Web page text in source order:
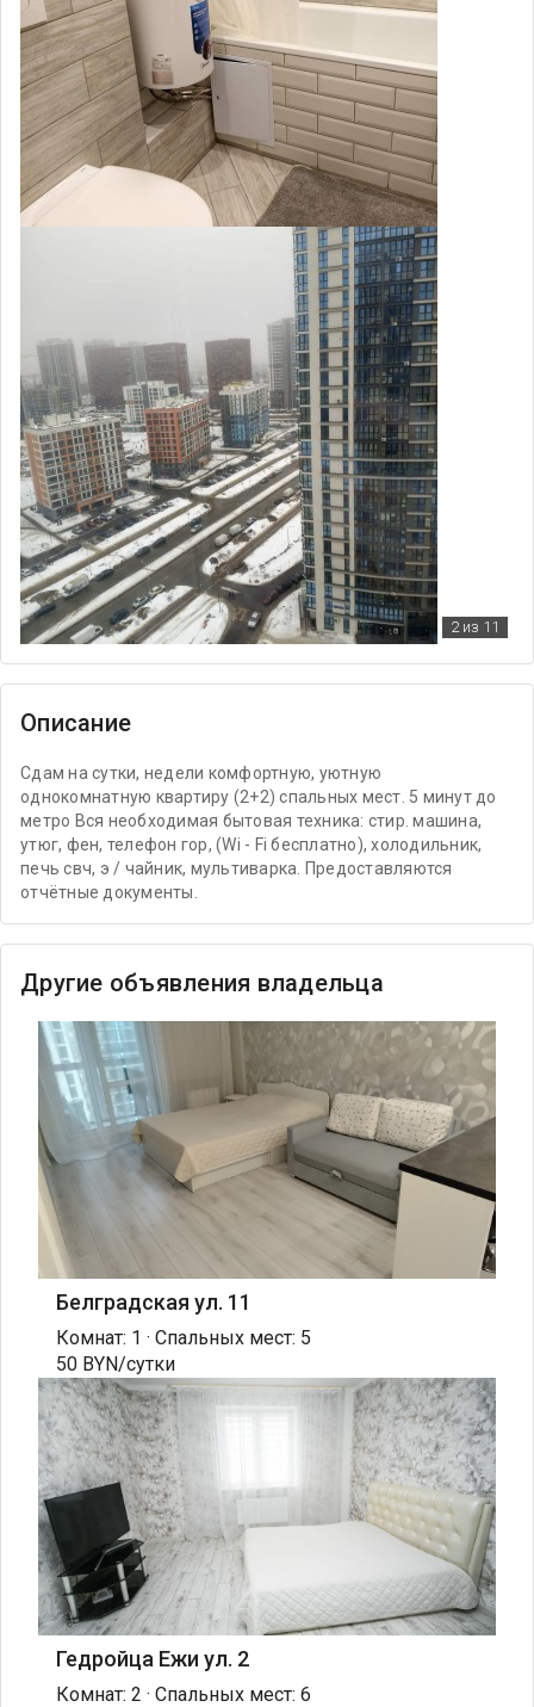
2из 11
Описание
Сдам на сутки, недели комфортную, уютную
однокомнатную квартиру (2+2) спальных мест. 5 минут до
метро Вся необходимая бытовая техника: стир. машина,
утюг, фен, телефон гор, (Wi - Fi бесплатно), холодильник,
печь свч, э / чайник, мультиварка. Предоставляются
отчётные документы.
Другие объявления владельца
Белградская ул. 11
Комнат: 1 · Спальных мест: 5
50 BYN/сутки
Гедройца Ежи ул. 2
Комнат: 2 · Спальных мест: 6